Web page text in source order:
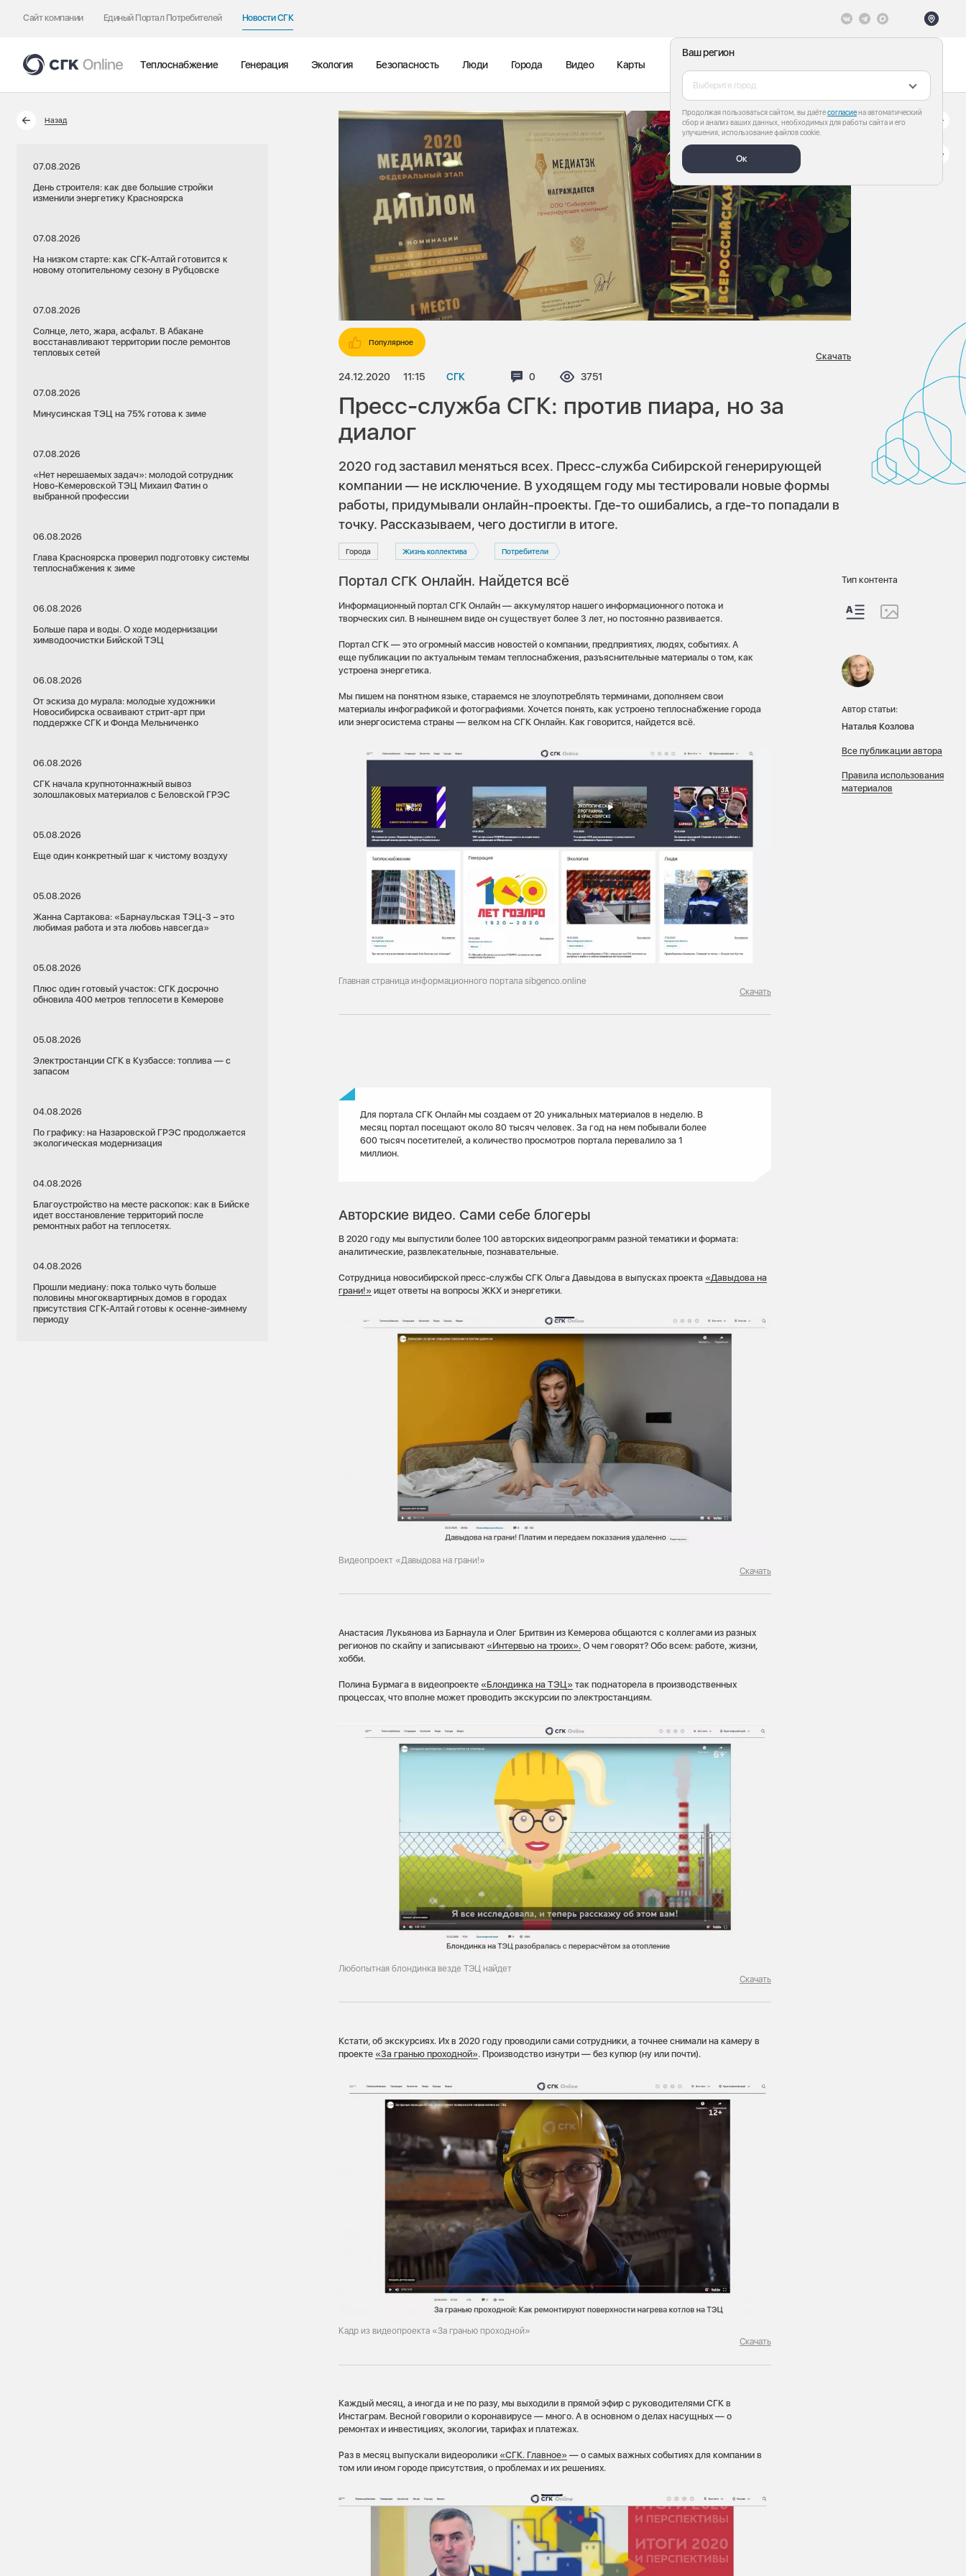
Сайт компании Единый Портал Потребителей Новости СГК
Ваш регион
Выберите город
Продолжая пользоваться сайтом, вы даётесогласиена автоматический
сбор и анализ ваших данных, необходимых для работы сайта и его
улучшения, использование файлов cookie.
Ок
Теплоснабжение Генерация Экология Безопасность Люди Города Видео Карты
Назад
07.08.2026
День строителя: как две большие стройки
изменили энергетику Красноярска
07.08.2026
На низком старте: как СГК-Алтай готовится к
новому отопительному сезону в Рубцовске
07.08.2026
Солнце, лето, жара, асфальт. В Абакане
восстанавливают территории после ремонтов
тепловых сетей
07.08.2026
Минусинская ТЭЦ на 75% готова к зиме
07.08.2026
«Нет нерешаемых задач»: молодой сотрудник
Ново-Кемеровской ТЭЦ Михаил Фатин о
выбранной профессии
06.08.2026
Глава Красноярска проверил подготовку системы
теплоснабжения к зиме
06.08.2026
Больше пара и воды. О ходе модернизации
химводоочистки Бийской ТЭЦ
06.08.2026
От эскиза до мурала: молодые художники
Новосибирска осваивают стрит-арт при
поддержке СГК и Фонда Мельниченко
06.08.2026
СГК начала крупнотоннажный вывоз
золошлаковых материалов с Беловской ГРЭС
05.08.2026
Еще один конкретный шаг к чистому воздуху
05.08.2026
Жанна Сартакова: «Барнаульская ТЭЦ-3 – это
любимая работа и эта любовь навсегда»
05.08.2026
Плюс один готовый участок: СГК досрочно
обновила 400 метров теплосети в Кемерове
05.08.2026
Электростанции СГК в Кузбассе: топлива — с
запасом
04.08.2026
По графику: на Назаровской ГРЭС продолжается
экологическая модернизация
04.08.2026
Благоустройство на месте раскопок: как в Бийске
идет восстановление территорий после
ремонтных работ на теплосетях.
04.08.2026
Прошли медиану: пока только чуть больше
половины многоквартирных домов в городах
присутствия СГК-Алтай готовы к осенне-зимнему
периоду
Популярное
24.12.2020 11:15 СГК Комментариев:
0 Просмотров:
3751
Скачать
Пресс-служба СГК: против пиара, но за
диалог
2020 год заставил меняться всех. Пресс-служба Сибирской генерирующей
компании — не исключение. В уходящем году мы тестировали новые формы
работы, придумывали онлайн-проекты. Где-то ошибались, а где-то попадали в
точку. Рассказываем, чего достигли в итоге.
Города Жизнь коллектива Потребители
Портал СГК Онлайн. Найдется всё
Информационный портал СГК Онлайн — аккумулятор нашего информационного потока и
творческих сил. В нынешнем виде он существует более 3 лет, но постоянно развивается.
Портал СГК — это огромный массив новостей о компании, предприятиях, людях, событиях. А
еще публикации по актуальным темам теплоснабжения, разъяснительные материалы о том, как
устроена энергетика.
Мы пишем на понятном языке, стараемся не злоупотреблять терминами, дополняем свои
материалы инфографикой и фотографиями. Хочется понять, как устроено теплоснабжение города
или энергосистема страны — велком на СГК Онлайн. Как говорится, найдется всё.
Главная страница информационного портала sibgenco.online
Скачать
Для портала СГК Онлайн мы создаем от 20 уникальных материалов в неделю. В
месяц портал посещают около 80 тысяч человек. За год на нем побывали более
600 тысяч посетителей, а количество просмотров портала перевалило за 1
миллион.
Авторские видео. Сами себе блогеры
В 2020 году мы выпустили более 100 авторских видеопрограмм разной тематики и формата:
аналитические, развлекательные, познавательные.
Сотрудница новосибирской пресс-службы СГК Ольга Давыдова в выпусках проекта «Давыдова на
грани!» ищет ответы на вопросы ЖКХ и энергетики.
Видеопроект «Давыдова на грани!»
Скачать
Анастасия Лукьянова из Барнаула и Олег Бритвин из Кемерова общаются с коллегами из разных
регионов по скайпу и записывают «Интервью на троих». О чем говорят? Обо всем: работе, жизни,
хобби.
Полина Бурмага в видеопроекте «Блондинка на ТЭЦ» так поднаторела в производственных
процессах, что вполне может проводить экскурсии по электростанциям.
Любопытная блондинка везде ТЭЦ найдет
Скачать
Кстати, об экскурсиях. Их в 2020 году проводили сами сотрудники, а точнее снимали на камеру в
проекте «За гранью проходной». Производство изнутри — без купюр (ну или почти).
Кадр из видеопроекта «За гранью проходной»
Скачать
Каждый месяц, а иногда и не по разу, мы выходили в прямой эфир с руководителями СГК в
Инстаграм. Весной говорили о коронавирусе — много. А в основном о делах насущных — о
ремонтах и инвестициях, экологии, тарифах и платежах.
Раз в месяц выпускали видеоролики «СГК. Главное» — о самых важных событиях для компании в
том или ином городе присутствия, о проблемах и их решениях.
Тип контента
Автор статьи:
Наталья Козлова
Все публикации автора
Правила использования
материалов